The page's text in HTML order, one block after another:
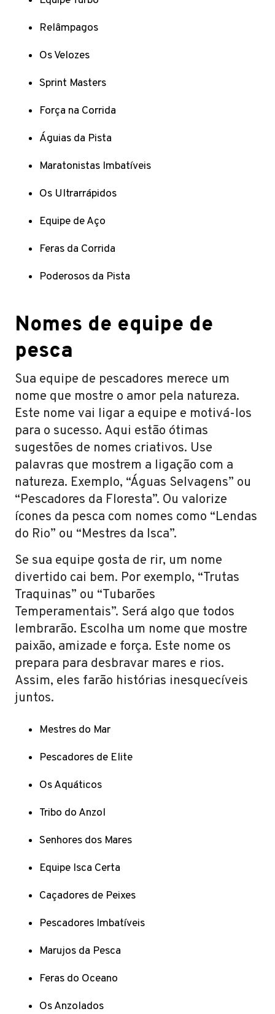
Relâmpagos
Os Velozes
Sprint Masters
Força na Corrida
Águias da Pista
Maratonistas Imbatíveis
Os Ultrarrápidos
Equipe de Aço
Feras da Corrida
Poderosos da Pista
Nomes de equipe de
pesca
Sua equipe de pescadores merece um
nome que mostre o amor pela natureza.
Este nome vai ligar a equipe e motivá-los
para o sucesso. Aqui estão ótimas
sugestões de nomes criativos. Use
palavras que mostrem a ligação com a
natureza. Exemplo, “Águas Selvagens” ou
“Pescadores da Floresta”. Ou valorize
ícones da pesca com nomes como “Lendas
do Rio” ou “Mestres da Isca”.
Se sua equipe gosta de rir, um nome
divertido cai bem. Por exemplo, “Trutas
Traquinas” ou “Tubarões
Temperamentais”. Será algo que todos
lembrarão. Escolha um nome que mostre
paixão, amizade e força. Este nome os
prepara para desbravar mares e rios.
Assim, eles farão histórias inesquecíveis
juntos.
Mestres do Mar
Pescadores de Elite
Os Aquáticos
Tribo do Anzol
Senhores dos Mares
Equipe Isca Certa
Caçadores de Peixes
Pescadores Imbatíveis
Marujos da Pesca
Feras do Oceano
Os Anzolados